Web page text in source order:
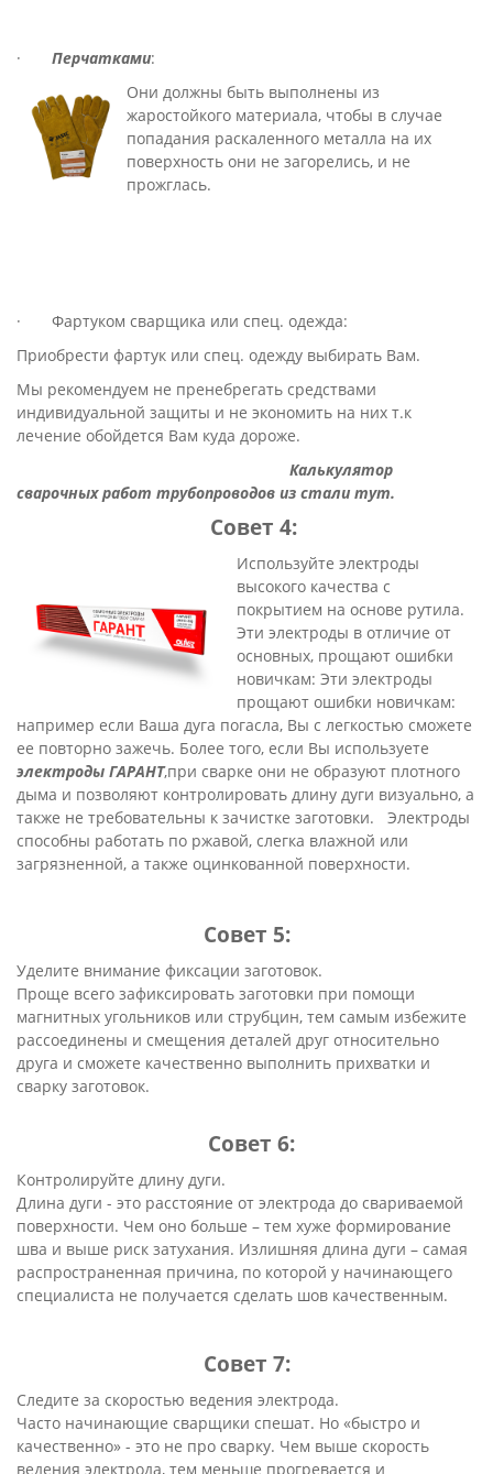
· Перчатками:
Они должны быть выполнены из
жаростойкого материала, чтобы в случае
попадания раскаленного металла на их
поверхность они не загорелись, и не
прожглась.
· Фартуком сварщика или спец. одежда:
Приобрести фартук или спец. одежду выбирать Вам.
Мы рекомендуем не пренебрегать средствами
индивидуальной защиты и не экономить на них т.к
лечение обойдется Вам куда дороже.
Калькулятор
сварочных работ трубопроводов из стали тут.
Совет 4:
Используйте электроды
высокого качества с
покрытием на основе рутила.
Эти электроды в отличие от
основных, прощают ошибки
новичкам: Эти электроды
прощают ошибки новичкам:
например если Ваша дуга погасла, Вы с легкостью сможете
ее повторно зажечь. Более того, если Вы используете
электроды ГАРАНТ,при сварке они не образуют плотного
дыма и позволяют контролировать длину дуги визуально, а
также не требовательны к зачистке заготовки. Электроды
способны работать по ржавой, слегка влажной или
загрязненной, а также оцинкованной поверхности.
Совет 5:
Уделите внимание фиксации заготовок.
Проще всего зафиксировать заготовки при помощи
магнитных угольников или струбцин, тем самым избежите
рассоединены и смещения деталей друг относительно
друга и сможете качественно выполнить прихватки и
сварку заготовок.
Совет 6:
Контролируйте длину дуги.
Длина дуги - это расстояние от электрода до свариваемой
поверхности. Чем оно больше – тем хуже формирование
шва и выше риск затухания. Излишняя длина дуги – самая
распространенная причина, по которой у начинающего
специалиста не получается сделать шов качественным.
Совет 7:
Следите за скоростью ведения электрода.
Часто начинающие сварщики спешат. Но «быстро и
качественно» - это не про сварку. Чем выше скорость
ведения электрода, тем меньше прогревается и